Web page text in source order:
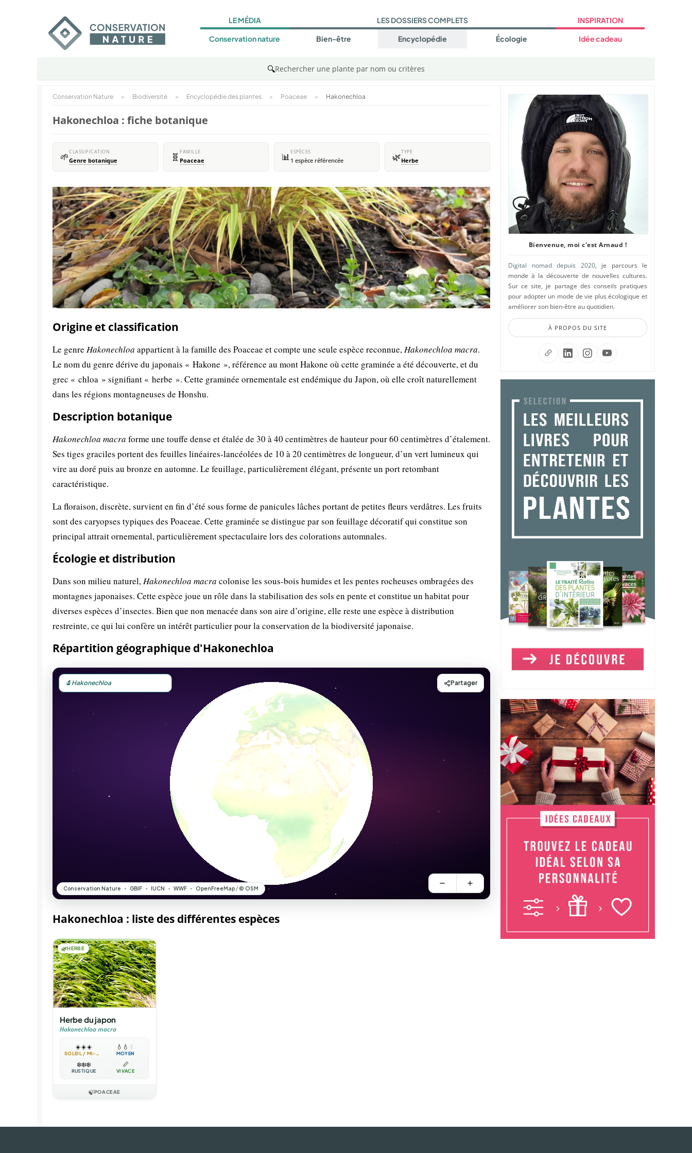
LE MÉDIA
Conservation nature
LES DOSSIERS COMPLETS
Bien-être Encyclopédie Écologie
INSPIRATION
Idée cadeau
🔍Rechercher une plante par nom ou critères
Conservation Nature > Biodiversité > Encyclopédie des plantes > Poaceae > Hakonechloa
Hakonechloa : fiche botanique
🌱CLASSIFICATION
Genre botanique 🧬 FAMILLE
Poaceae 📊 ESPÈCES
1 espèce référencée 🌿TYPE
Herbe
Origine et classification
Le genre Hakonechloa appartient à la famille des Poaceae et compte une seule espèce reconnue,Hakonechloa macra.
Le nom du genre dérive du japonais « Hakone », référence au mont Hakone où cette graminée a été découverte, et du
grec « chloa » signifiant « herbe ». Cette graminée ornementale est endémique du Japon, où elle croît naturellement
dans les régions montagneuses de Honshu.
Description botanique
Hakonechloa macra forme une touffe dense et étalée de 30 à 40 centimètres de hauteur pour 60 centimètres d’étalement.
Ses tiges graciles portent des feuilles linéaires-lancéolées de 10 à 20 centimètres de longueur, d’un vert lumineux qui
vire au doré puis au bronze en automne. Le feuillage, particulièrement élégant, présente un port retombant
caractéristique.
La floraison, discrète, survient en fin d’été sous forme de panicules lâches portant de petites fleurs verdâtres. Les fruits
sont des caryopses typiques des Poaceae. Cette graminée se distingue par son feuillage décoratif qui constitue son
principal attrait ornemental, particulièrement spectaculaire lors des colorations automnales.
Écologie et distribution
Dans son milieu naturel,Hakonechloa macra colonise les sous-bois humides et les pentes rocheuses ombragées des
montagnes japonaises. Cette espèce joue un rôle dans la stabilisation des sols en pente et constitue un habitat pour
diverses espèces d’insectes. Bien que non menacée dans son aire d’origine, elle reste une espèce à distribution
restreinte, ce qui lui confère un intérêt particulier pour la conservation de la biodiversité japonaise.
Répartition géographique d'Hakonechloa
Hakonechloa : liste des différentes espèces
🌿HERBE
Herbe du japon
Hakonechloa macra
☀️☀️☀️
SOLEIL / MI-OMBRE
💧 💧 💧
MOYEN
❄️❄️❄️
RUSTIQUE
📏
VIVACE
🍃POACEAE
Bienvenue, moi c'est Arnaud !
Digital nomad depuis 2020, je parcours le
monde à la découverte de nouvelles cultures.
Sur ce site, je partage des conseils pratiques
pour adopter un mode de vie plus écologique et
améliorer son bien-être au quotidien.
À PROPOS DU SITE